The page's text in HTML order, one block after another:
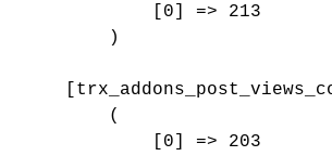
            [0] => 213
        )
        (
            [0] => 203